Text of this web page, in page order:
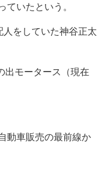
いたという。
をしていた神谷正太
モータース（現在
動車販売の最前線か